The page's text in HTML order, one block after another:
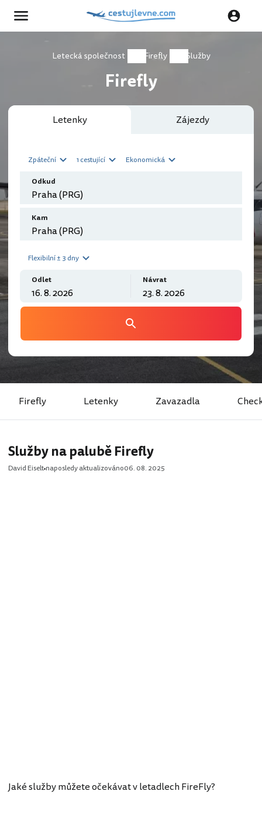
Letecká společnost Firefly Služby
Firefly
Letenky Zájezdy
Zpáteční 1 cestující Ekonomická
Odkud
Kam
Flexibilní ± 3 dny
Odlet Návrat
Firefly Letenky Zavazadla
Služby na palubě Firefly
David Eiselt naposledy aktualizováno06. 08. 2025
Jaké služby můžete očekávat v letadlech FireFly?